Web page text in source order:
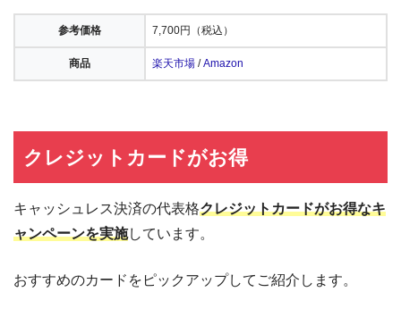
参考価格 7,700円（税込）
商品 楽天市場 /Amazon
クレジットカードがお得
キャッシュレス決済の代表格クレジットカードがお得なキ
ャンペーンを実施しています。
おすすめのカードをピックアップしてご紹介します。